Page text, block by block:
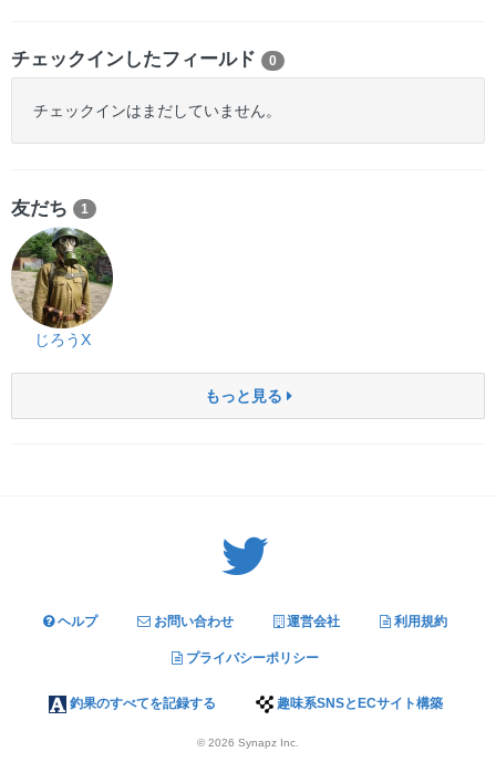
チェックインしたフィールド 0
チェックインはまだしていません。
友だち 1
じろうX
もっと見る
ヘルプ お問い合わせ 運営会社 利用規約
プライバシーポリシー
釣果のすべてを記録する 趣味系SNSとECサイト構築
© 2026 Synapz Inc.